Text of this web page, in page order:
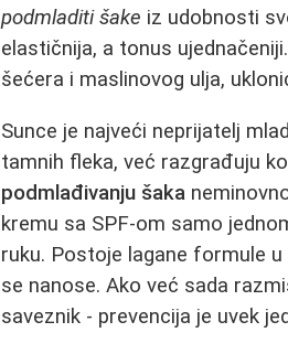
podmladiti šake iz udobnosti
elastičnija, a tonus
šećera i maslinovog ulja,
Sunce je najveći neprijatelj
tamnih fleka, već razgrađuju
podmlađivanju šaka
kremu sa SPF-om samo
ruku. Postoje lagane formule
se nanose. Ako već sada
saveznik - prevencija je uvek